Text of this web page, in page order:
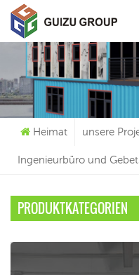
Heimat unsere
Ingenieurbüro und
PRODUKTKATEGORIEN